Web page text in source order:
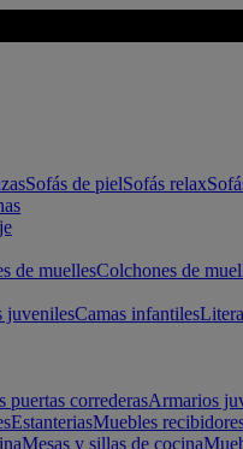
Sofás de pielSofás relax
de muellesColchones de
juvenilesCamas infantiles
puertas correderasArmarios
EstanteriasMuebles
Mesas y sillas de cocina